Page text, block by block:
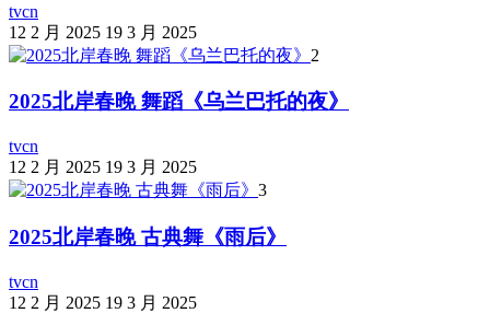
tvcn
12 2 月 2025 19 3 月 2025
2
2025北岸春晚 舞蹈《乌兰巴托的夜》
tvcn
12 2 月 2025 19 3 月 2025
3
2025北岸春晚 古典舞《雨后》
tvcn
12 2 月 2025 19 3 月 2025